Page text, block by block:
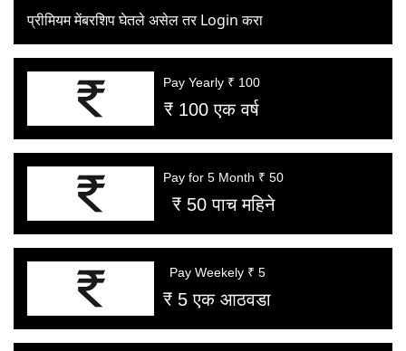
प्रीमियम मेंबरशिप घेतले असेल तर Login करा
Pay Yearly ₹ 100
₹ 100 एक वर्ष
Pay for 5 Month ₹ 50
₹ 50 पाच महिने
Pay Weekely ₹ 5
₹ 5 एक आठवडा